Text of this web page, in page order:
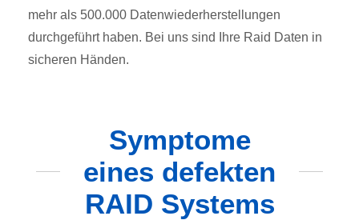
mehr als 500.000 Datenwiederherstellungen
durchgeführt haben. Bei uns sind Ihre Raid Daten in
sicheren Händen.
Symptome
eines defekten
RAID Systems